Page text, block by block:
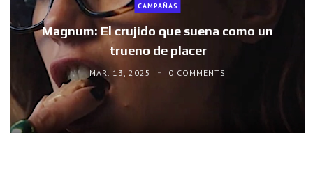
CAMPAÑAS
Magnum: El crujido que suena como un
trueno de placer
MAR. 13, 2025 0 COMMENTS